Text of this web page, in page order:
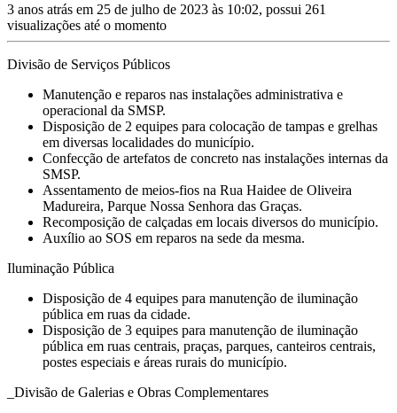
3 anos atrás em 25 de julho de 2023 às 10:02, possui 261
visualizações até o momento
Divisão de Serviços Públicos
Manutenção e reparos nas instalações administrativa e
operacional da SMSP.
Disposição de 2 equipes para colocação de tampas e grelhas
em diversas localidades do município.
Confecção de artefatos de concreto nas instalações internas da
SMSP.
Assentamento de meios-fios na Rua Haidee de Oliveira
Madureira, Parque Nossa Senhora das Graças.
Recomposição de calçadas em locais diversos do município.
Auxílio ao SOS em reparos na sede da mesma.
Iluminação Pública
Disposição de 4 equipes para manutenção de iluminação
pública em ruas da cidade.
Disposição de 3 equipes para manutenção de iluminação
pública em ruas centrais, praças, parques, canteiros centrais,
postes especiais e áreas rurais do município.
_Divisão de Galerias e Obras Complementares